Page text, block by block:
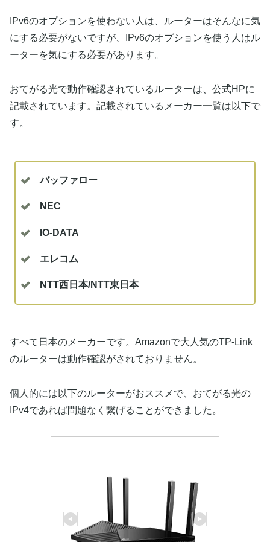
IPv6のオプションを使わない人は、ルーターはそんなに気
にする必要がないですが、IPv6のオプションを使う人はル
ーターを気にする必要があります。
おてがる光で動作確認されているルーターは、公式HPに
記載されています。記載されているメーカー一覧は以下で
す。
バッファロー
NEC
IO-DATA
エレコム
NTT西日本/NTT東日本
すべて日本のメーカーです。Amazonで大人気のTP-Link
のルーターは動作確認がされておりません。
個人的には以下のルーターがおススメで、おてがる光の
IPv4であれば問題なく繋げることができました。